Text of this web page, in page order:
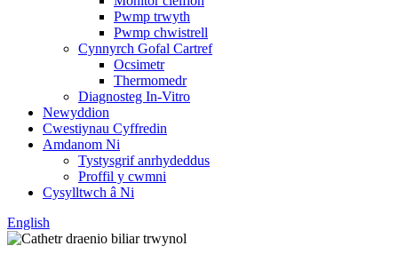
Pwmp trwyth
Pwmp chwistrell
Cynnyrch Gofal Cartref
Ocsimetr
Thermomedr
Diagnosteg In-Vitro
Newyddion
Cwestiynau Cyffredin
Amdanom Ni
Tystysgrif anrhydeddus
Proffil y cwmni
Cysylltwch â Ni
English